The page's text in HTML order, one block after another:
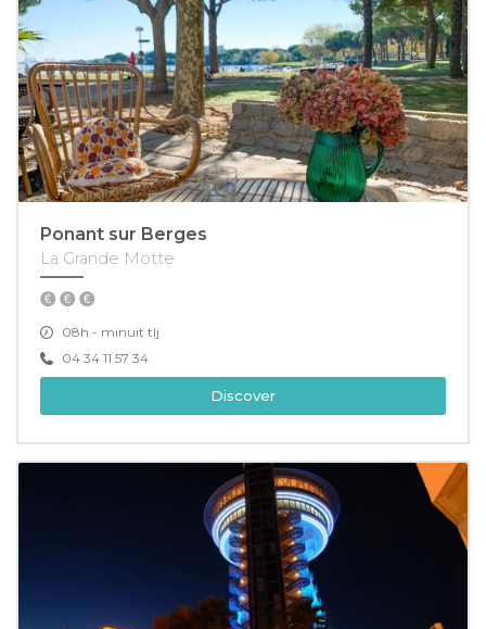
Ponant sur Berges
La Grande Motte
08h - minuit tlj
04 34 11 57 34
Discover